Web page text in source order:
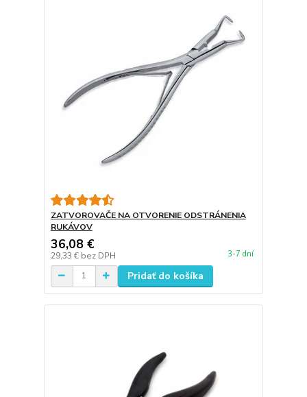
ZATVOROVAČE NA OTVORENIE ODSTRÁNENIA
RUKÁVOV
36,08 €
29,33 € bez DPH 3-7 dní
Pridať do košíka